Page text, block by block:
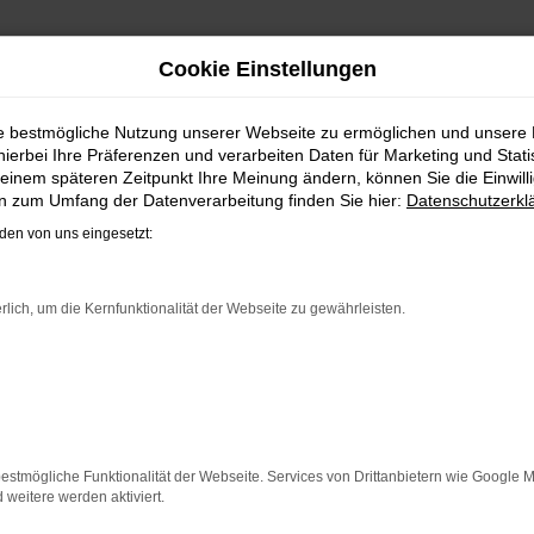
|
FÜR HALLE (SAALE)
mobil bleiben. Unser Vorschlag ist ein VW up!, denn
Halle (Saale) ist perfekt verarbeitet und auf
eine Tageszulassung als auch einen Jahreswagen
einen außergewöhnlichen Service. Das beginnt
paar Tipps, die dir helfen können:
Cookie Einstellungen
bestmögliche Nutzung unserer Webseite zu ermöglichen und unsere
Ihre Präferenzen und verarbeiten Daten für Marketing und
späteren Zeitpunkt Ihre Meinung ändern, können Sie die
zum Umfang der Datenverarbeitung finden Sie hier:
von uns eingesetzt:
um die Kernfunktionalität der Webseite zu gewährleisten.
Funktionalität der Webseite. Services von Drittanbietern wie Google
weitere werden aktiviert.